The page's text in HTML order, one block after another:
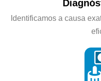
Identificamos a causa